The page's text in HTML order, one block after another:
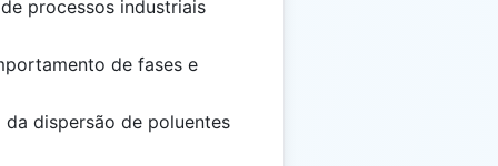
processos industriais
de fases e
da dispersão de poluentes